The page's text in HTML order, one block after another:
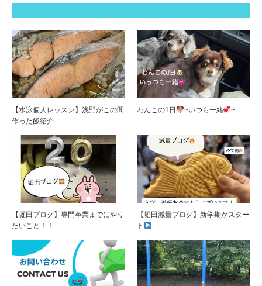
【水泳個人レッスン】浅野がこの間
作った飯紹介
わんこの1日 ~いつも一緒 ~
【堀田ブログ】専門卒業までにやり
たいこと！！
【堀田減量ブログ】新学期がスター
ト